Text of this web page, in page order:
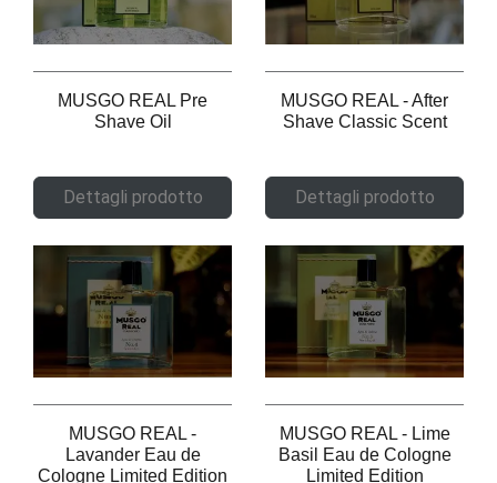
MUSGO REAL Pre
Shave Oil
Dettagli prodotto
MUSGO REAL - After
Shave Classic Scent
Dettagli prodotto
MUSGO REAL -
Lavander Eau de
Cologne Limited Edition
MUSGO REAL - Lime
Basil Eau de Cologne
Limited Edition